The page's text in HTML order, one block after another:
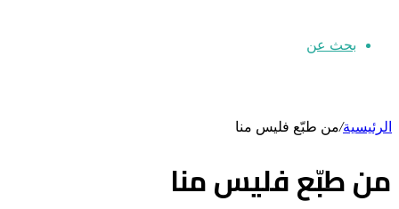
بحث عن
الرئيسية/من طبّع فليس منا
من طبّع فليس منا